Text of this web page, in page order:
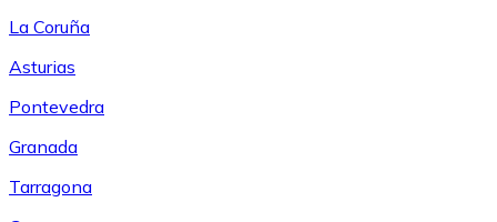
La Coruña
Asturias
Pontevedra
Granada
Tarragona